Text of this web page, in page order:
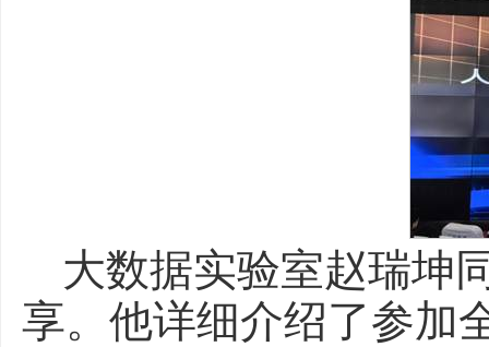
大数据实验室赵瑞坤
享。他详细介绍了参加